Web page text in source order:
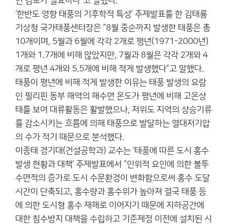
‘한반도 영향 태풍의 기후학적 특성’ 주제발표를 한 김태룡
기상청 국가태풍센터장은 “8월 중순까지 발생한 태풍은 총
10개이며, 5월과 6월에 각각 2개로 평년(1971-2000년)
1개와 1.7개에 비해 많았지만, 7월과 8월은 각각 2개와 4
개로 평년 4개와 5.5개에 비해 적게 발생했다”고 말했다.
태풍이 평년에 비해 적게 발생한 이유는 태풍 발생의 요람
인 필리핀 동부 해역의 해수면 온도가 평년에 비해 고온상
태를 보여 대류활동은 활발했으나, 저위도 지역의 상승기류
를 감소시키는 흐름에 의해 태풍으로 발달하는 열대저기압
의 수가 적기 때문으로 분석했다.
이종태 경기대(건설공학과) 교수는 ‘태풍에 따른 도시 홍수
발생 현황과 대책’ 주제발표에서 “인위적 요인에 의한 불투
수면적의 증가로 도시 수문환경이 변화함으로써 홍수 도달
시간이 단축되고, 홍수량과 홍수위가 높아져 결국 태풍 등
에 의한 도시형 홍수 재해로 이어지기 때문에 지하공간에
대한 침수방지 대책을 수립하고 기준제정 이전에 설치된 시